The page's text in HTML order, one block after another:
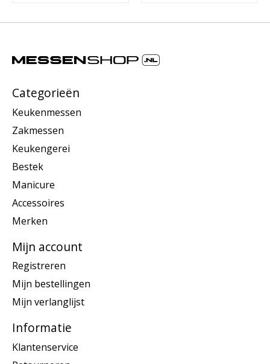
Categorieën
Keukenmessen
Zakmessen
Keukengerei
Bestek
Manicure
Accessoires
Merken
Mijn account
Registreren
Mijn bestellingen
Mijn verlanglijst
Informatie
Klantenservice